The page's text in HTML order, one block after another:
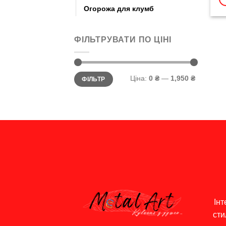
Огорожа для клумб
ФІЛЬТРУВАТИ ПО ЦІНІ
Мінімальна
ціна
Найбільша
цінаФІЛЬТР Ціна: 0 ₴ — 1,950 ₴